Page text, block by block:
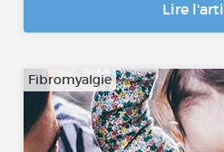
Lire
Fibromyalgie